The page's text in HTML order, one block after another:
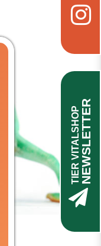
TIER VITALSHOPNEWSLETTER